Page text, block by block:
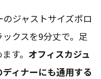
ジャストサイズポロ
クスを9分丈で。足
す。 オフィスカジュ
ィナーにも通用する